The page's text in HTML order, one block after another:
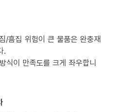
/흠집 위험이 큰 물품은 완충재
.
식이 만족도를 크게 좌우합니